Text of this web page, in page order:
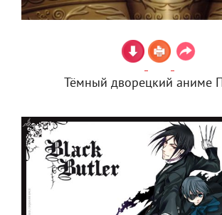
Тёмный дворецкий аниме